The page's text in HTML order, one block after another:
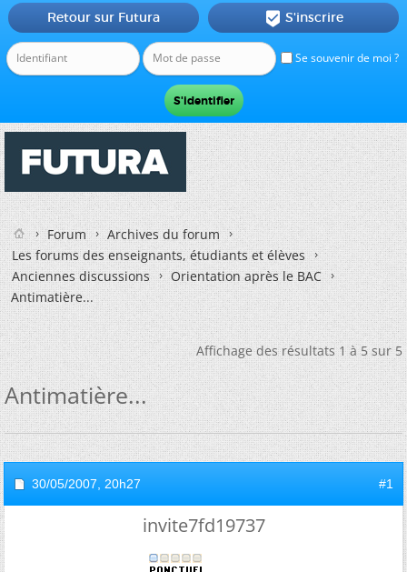
Se souvenir de moi ?
Retour sur Futura  S'inscrire
Forum
Archives du forum
Les forums des enseignants, étudiants et élèves
Anciennes discussions
Orientation après le BAC
Antimatière...
Affichage des résultats 1 à 5 sur 5
Antimatière...
30/05/2007, 20h27 #1
invite7fd19737